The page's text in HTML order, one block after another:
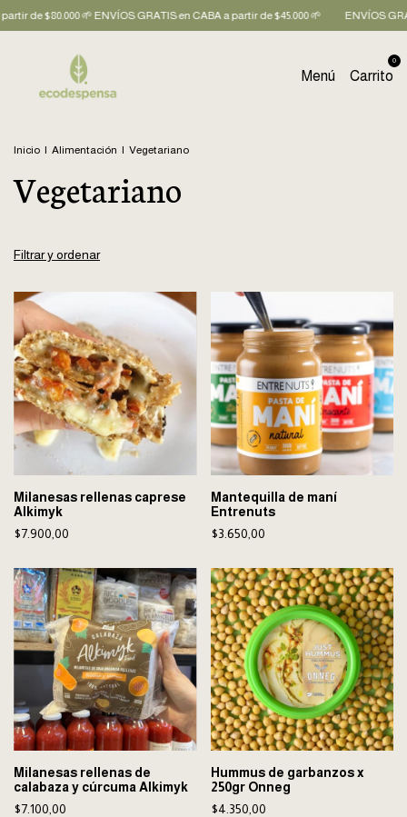
🌱 ENVÍOS GRATIS en CABA a partir de $45.000 🌱 ENVÍOS GRATIS en
Menú Carrito
0
Inicio | Alimentación | Vegetariano
Vegetariano
Filtrar y ordenar
Milanesas rellenas caprese
Alkimyk
$7.900,00
Mantequilla de maní
Entrenuts
$3.650,00
Milanesas rellenas de
calabaza y cúrcuma Alkimyk
$7.100,00
Hummus de garbanzos x
250gr Onneg
$4.350,00